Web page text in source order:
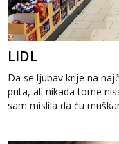
LIDL
Da se ljubav krije na
puta, ali nikada tome
sam mislila da ću